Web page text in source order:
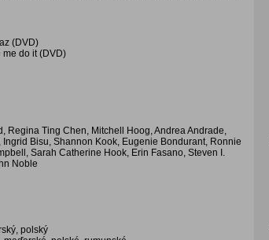
(DVD)
do it (DVD)
Regina Ting Chen, Mitchell Hoog, Andrea Andrade,
Bisu, Shannon Kook, Eugenie Bondurant, Ronnie
Sarah Catherine Hook, Erin Fasano, Steven I.
Noble
polský